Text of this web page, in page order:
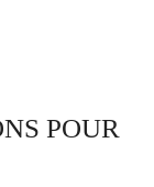
POUR